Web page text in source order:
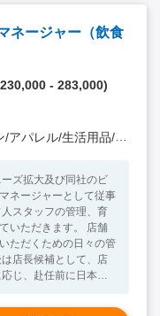
での就業経験がある
ネージャー（飲食
- 283,000)
ル/生活用品/家電 他）
ズ拡大及び同社のビ
ネージャーとして従事
いただきます。 店舗
ただくための日々の管
店長候補として、店
じ、赴任前に日本で
キッチンの管理、調理